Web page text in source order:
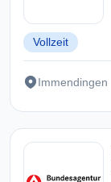
Vollzeit
Immendingen